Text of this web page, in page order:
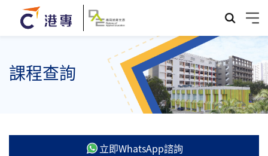
課程查詢
立即WhatsApp諮詢